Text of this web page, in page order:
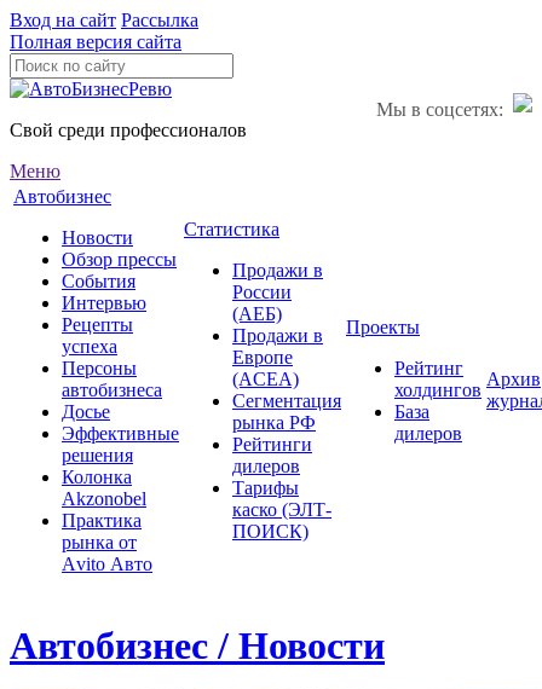
Вход на сайт Рассылка
Полная версия сайта
Мы в соцсетях:
Свой среди профессионалов
Меню
Автобизнес
Новости
Обзор прессы
События
Интервью
Рецепты
успеха
Персоны
автобизнеса
Досье
Эффективные
решения
Колонка
Akzonobel
Практика
рынка от
Аvito Авто
Статистика
Продажи в
России
(АЕБ)
Продажи в
Европе
(ACEA)
Сегментация
рынка РФ
Рейтинги
дилеров
Тарифы
каско (ЭЛТ-
ПОИСК)
Проекты
Рейтинг
холдингов
База
дилеров
Архив
Автобизнес / Новости